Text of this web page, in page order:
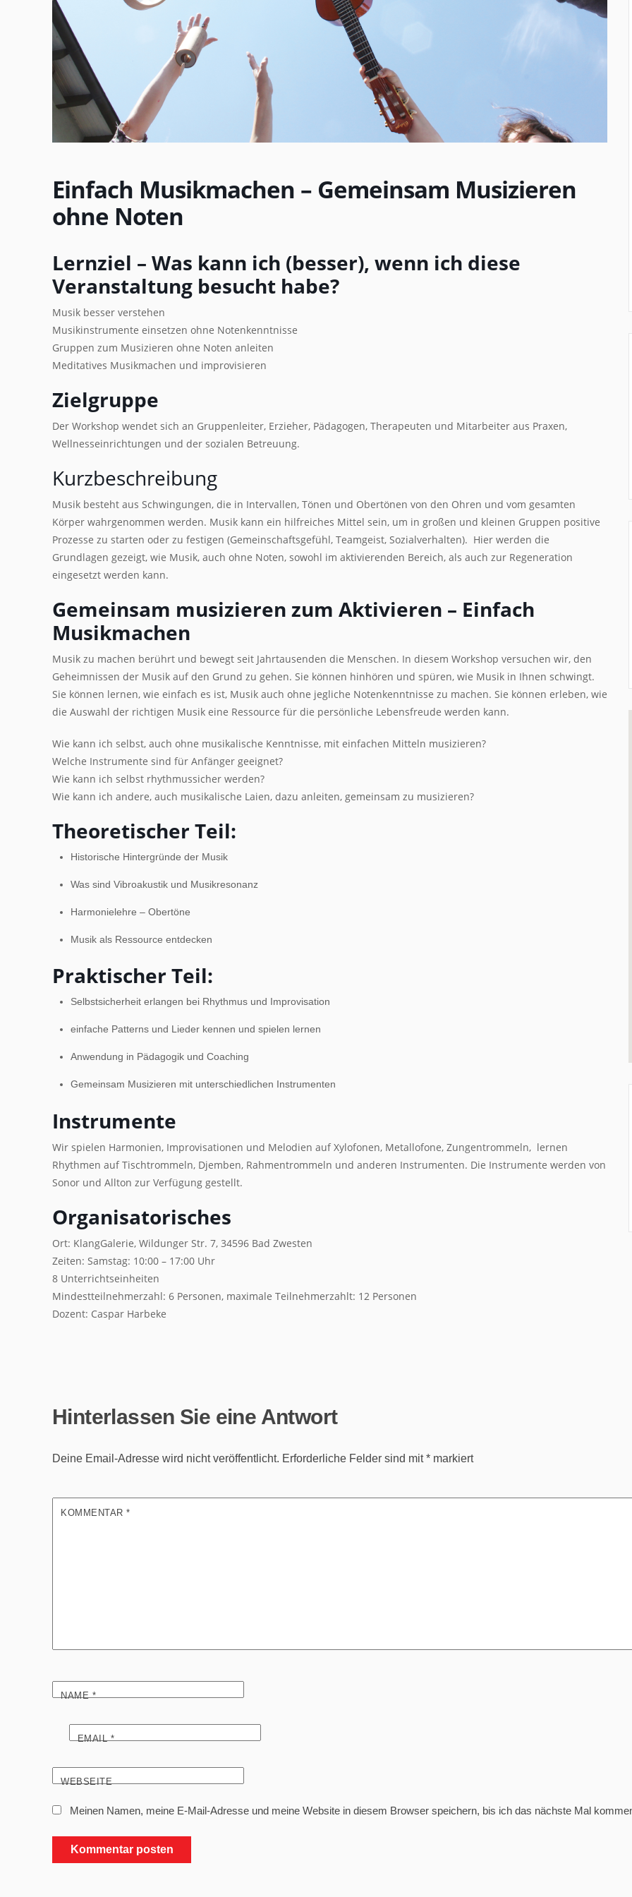
Einfach Musikmachen – Gemeinsam Musizieren
ohne Noten
Lernziel – Was kann ich (besser), wenn ich diese
Veranstaltung besucht habe?
Musik besser verstehen
Musikinstrumente einsetzen ohne Notenkenntnisse
Gruppen zum Musizieren ohne Noten anleiten
Meditatives Musikmachen und improvisieren
Zielgruppe
Der Workshop wendet sich an Gruppenleiter, Erzieher, Pädagogen, Therapeuten und Mitarbeiter aus Praxen,
Wellnesseinrichtungen und der sozialen Betreuung.
Kurzbeschreibung
Musik besteht aus Schwingungen, die in Intervallen, Tönen und Obertönen von den Ohren und vom gesamten
Körper wahrgenommen werden. Musik kann ein hilfreiches Mittel sein, um in großen und kleinen Gruppen positive
Prozesse zu starten oder zu festigen (Gemeinschaftsgefühl, Teamgeist, Sozialverhalten). Hier werden die
Grundlagen gezeigt, wie Musik, auch ohne Noten, sowohl im aktivierenden Bereich, als auch zur Regeneration
eingesetzt werden kann.
Gemeinsam musizieren zum Aktivieren – Einfach
Musikmachen
Musik zu machen berührt und bewegt seit Jahrtausenden die Menschen. In diesem Workshop versuchen wir, den
Geheimnissen der Musik auf den Grund zu gehen. Sie können hinhören und spüren, wie Musik in Ihnen schwingt.
Sie können lernen, wie einfach es ist, Musik auch ohne jegliche Notenkenntnisse zu machen. Sie können erleben, wie
die Auswahl der richtigen Musik eine Ressource für die persönliche Lebensfreude werden kann.
Wie kann ich selbst, auch ohne musikalische Kenntnisse, mit einfachen Mitteln musizieren?
Welche Instrumente sind für Anfänger geeignet?
Wie kann ich selbst rhythmussicher werden?
Wie kann ich andere, auch musikalische Laien, dazu anleiten, gemeinsam zu musizieren?
Theoretischer Teil:
Historische Hintergründe der Musik
Was sind Vibroakustik und Musikresonanz
Harmonielehre – Obertöne
Musik als Ressource entdecken
Praktischer Teil:
Selbstsicherheit erlangen bei Rhythmus und Improvisation
einfache Patterns und Lieder kennen und spielen lernen
Anwendung in Pädagogik und Coaching
Gemeinsam Musizieren mit unterschiedlichen Instrumenten
Instrumente
Wir spielen Harmonien, Improvisationen und Melodien auf Xylofonen, Metallofone, Zungentrommeln, lernen
Rhythmen auf Tischtrommeln, Djemben, Rahmentrommeln und anderen Instrumenten. Die Instrumente werden von
Sonor und Allton zur Verfügung gestellt.
Organisatorisches
Ort: KlangGalerie, Wildunger Str. 7, 34596 Bad Zwesten
Zeiten: Samstag: 10:00 – 17:00 Uhr
8 Unterrichtseinheiten
Mindestteilnehmerzahl: 6 Personen, maximale Teilnehmerzahlt: 12 Personen
Dozent: Caspar Harbeke
Hinterlassen Sie eine Antwort
Deine Email-Adresse wird nicht veröffentlicht. Erforderliche Felder sind mit* markiert
KOMMENTAR*
NAME*
EMAIL*
WEBSEITE
Meinen Namen, meine E-Mail-Adresse und meine Website in diesem Browser speichern, bis ich das nächste Mal